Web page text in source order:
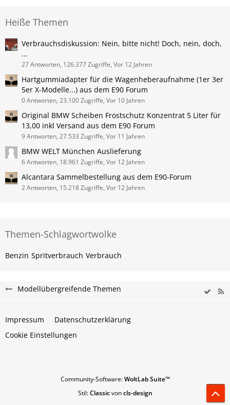
Heiße Themen
Verbrauchsdiskussion: Nein, bitte nicht! Doch, nein, doch,
...
27 Antworten, 126.377 Zugriffe, Vor 12 Jahren
Hartgummiadapter für die Wagenheberaufnahme (1er 3er
5er X-Modelle...) aus dem E90 Forum
0 Antworten, 23.100 Zugriffe, Vor 10 Jahren
Original BMW Scheiben Frostschutz Konzentrat 5 Liter für
13,00 inkl Versand aus dem E90 Forum
9 Antworten, 27.533 Zugriffe, Vor 11 Jahren
BMW WELT München Auslieferung
6 Antworten, 18.961 Zugriffe, Vor 12 Jahren
Alcantara Sammelbestellung aus dem E90-Forum
2 Antworten, 15.218 Zugriffe, Vor 12 Jahren
Themen-Schlagwortwolke
Benzin Spritverbrauch Verbrauch
Modellübergreifende Themen
Impressum
Datenschutzerklärung
Cookie Einstellungen
Community-Software:WoltLab Suite™
Stil:Classicvoncls-design